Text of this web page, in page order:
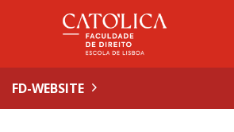
FD-WEBSITE